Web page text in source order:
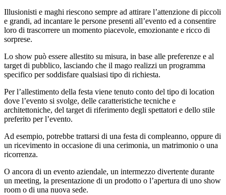
Illusionisti e maghi riescono sempre ad attirare l’attenzione di piccoli
e grandi, ad incantare le persone presenti all’evento ed a consentire
loro di trascorrere un momento piacevole, emozionante e ricco di
sorprese.
Lo show può essere allestito su misura, in base alle preferenze e al
target di pubblico, lasciando che il mago realizzi un programma
specifico per soddisfare qualsiasi tipo di richiesta.
Per l’allestimento della festa viene tenuto conto del tipo di location
dove l’evento si svolge, delle caratteristiche tecniche e
architettoniche, del target di riferimento degli spettatori e dello stile
preferito per l’evento.
Ad esempio, potrebbe trattarsi di una festa di compleanno, oppure di
un ricevimento in occasione di una cerimonia, un matrimonio o una
ricorrenza.
O ancora di un evento aziendale, un intermezzo divertente durante
un meeting, la presentazione di un prodotto o l’apertura di uno show
room o di una nuova sede.